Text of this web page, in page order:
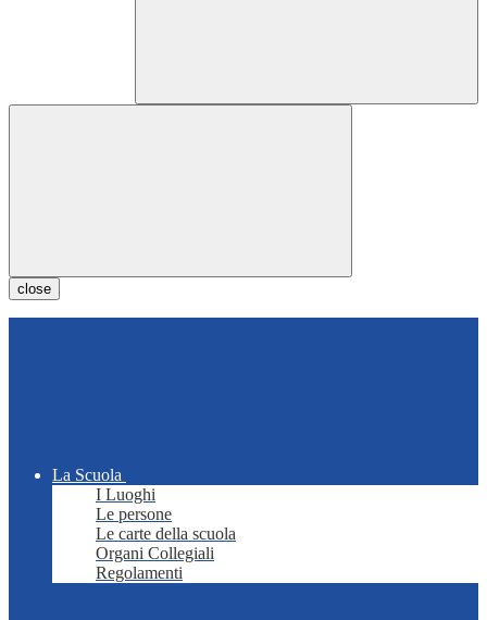
close
La Scuola
I Luoghi
Le persone
Le carte della scuola
Organi Collegiali
Regolamenti